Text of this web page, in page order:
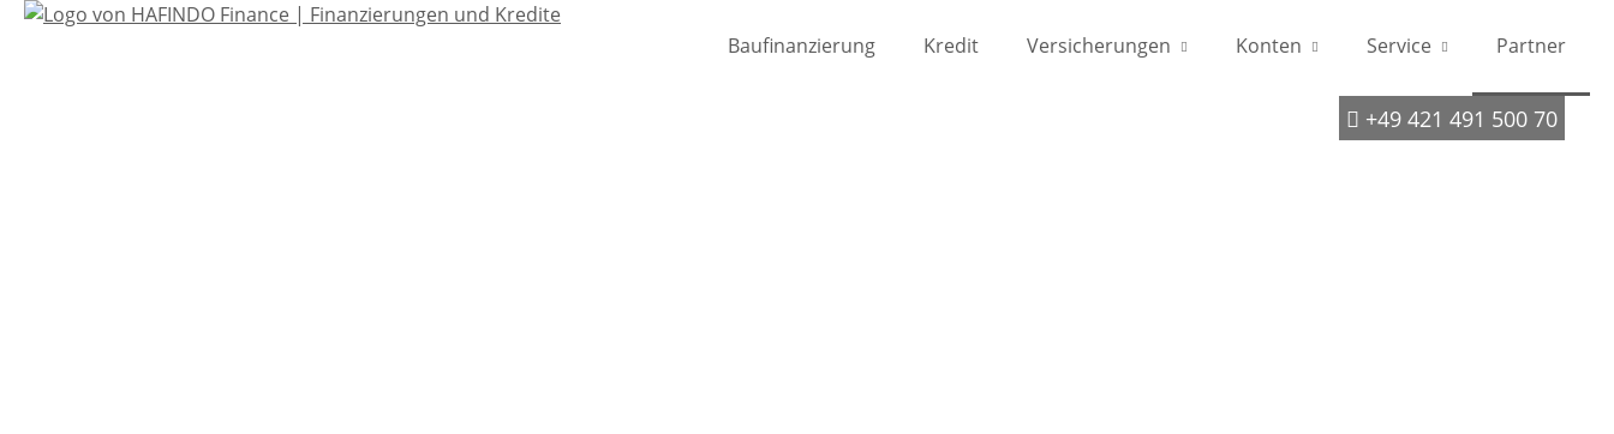
Baufinanzierung Kredit Versicherungen Konten Service Partner
‭+49 421 491 500 70